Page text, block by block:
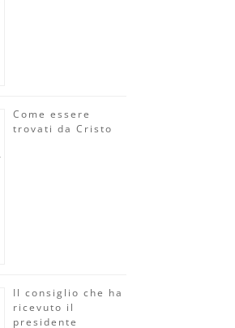
Come essere
trovati da Cristo
Il consiglio che ha
ricevuto il
presidente